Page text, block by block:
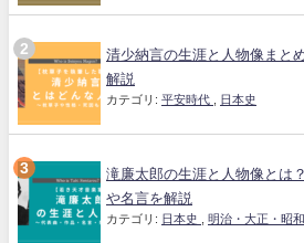
清少納言の生涯と人物像まと
解説
カテゴリ: 平安時代 日本史
滝廉太郎の生涯と人物像とは
や名言を解説
カテゴリ: 日本史 明治・大正・昭